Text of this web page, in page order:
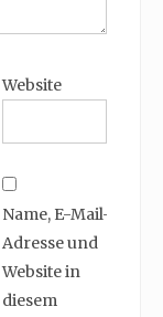
Website
Name, E-Mail-
Adresse und
Website in
diesem